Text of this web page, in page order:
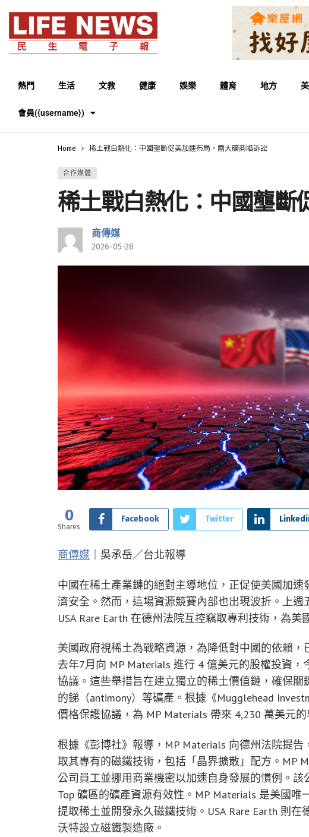
熱門 生活 文教 健康 娛樂 體育 地方
會員({username})
Home 稀土戰白熱化：中國壟斷促美加速布局，兩大礦商陷訴訟
合作媒體
稀土戰白熱化：中國壟斷
商傳媒
2026-05-28
0
Shares
Facebook Twitter
商傳媒 ｜吳承岳／台北報導
中國在稀土產業鏈的絕對主導地位，正促使美國加
濟安全。然而，這場資源競賽內部也出現波折。上
USA Rare Earth 在德州法院互控竊取專利技術，為美
美國政府視稀土為戰略資源，為降低對中國的依賴
去年7月向 MP Materials 進行 4 億美元的股權投資，
協議。這些舉措旨在建立獨立的稀土價值鏈，確保
的銻（antimony）等礦產。根據《Mugglehead
價格保護協議，為 MP Materials 帶來 4,230 萬美元的
根據《彭博社》報導，MP Materials 向德州法院提告
取其專有的磁鐵技術，包括「晶界擴散」配方。MP
公司員工並挪用商業機密以加速自身發展的慣例。該
Top 礦區的礦產資源有效性。MP Materials 是美國
提取稀土並開發永久磁鐵技術。USA Rare Earth 則
沃特設立磁鐵製造廠。